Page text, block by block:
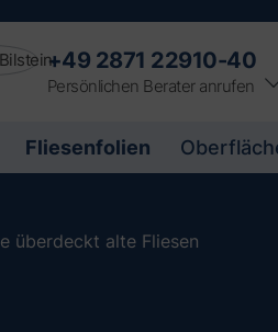
+49 2871 22910-40
Persönlichen Berater anrufen
Fliesenfolien